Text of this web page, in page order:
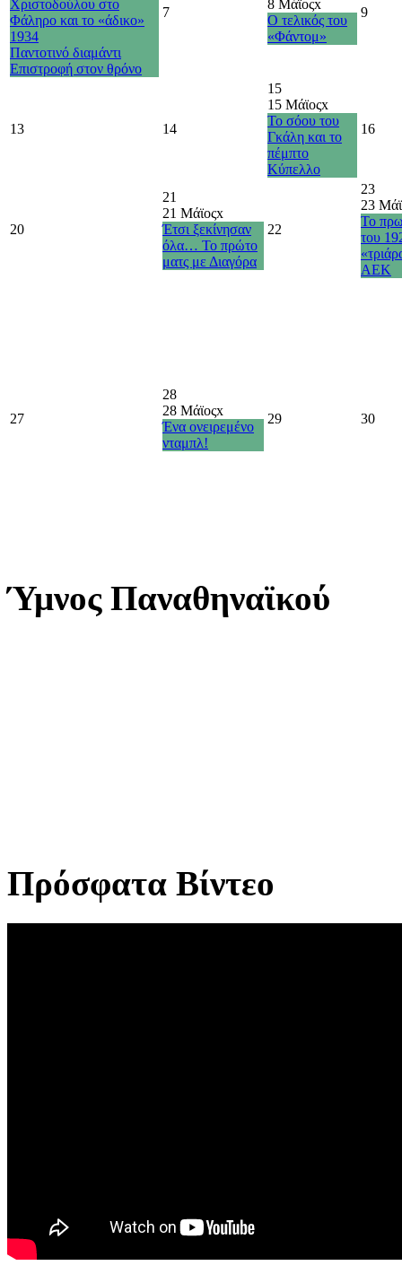
Χριστοδούλου στο
Φάληρο και το «άδικο»
1934
Παντοτινό διαμάντι
Επιστροφή στον θρόνο
7
8 Μάϊοςx
Ο τελικός του
«Φάντομ»
9
13 14
15
15 Μάϊοςx
Το σόου του
Γκάλη και το
πέμπτο
Κύπελλο
16
20
21
21 Μάϊοςx
Έτσι ξεκίνησαν
όλα… Το πρώτο
ματς με Διαγόρα
22
23
23
Το
του
ΑΕΚ
27
28
28 Μάϊοςx
Ένα ονειρεμένο
νταμπλ!
29 30
Ύμνος Παναθηναϊκού
Πρόσφατα Βίντεο